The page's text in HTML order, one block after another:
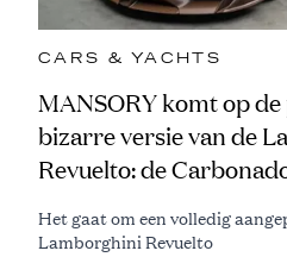
CARS & YACHTS
MANSORY komt op
bizarre versie van de
Revuelto: de
Het gaat om een volledig
Lamborghini Revuelto